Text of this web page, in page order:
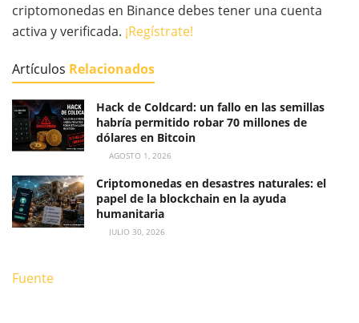
criptomonedas en Binance debes tener una cuenta
activa y verificada. ¡Regístrate!
Artículos Relacionados
Hack de Coldcard: un fallo en las semillas
habría permitido robar 70 millones de
dólares en Bitcoin
AGOSTO 1, 2026
Criptomonedas en desastres naturales: el
papel de la blockchain en la ayuda
humanitaria
JULIO 30, 2026
Fuente